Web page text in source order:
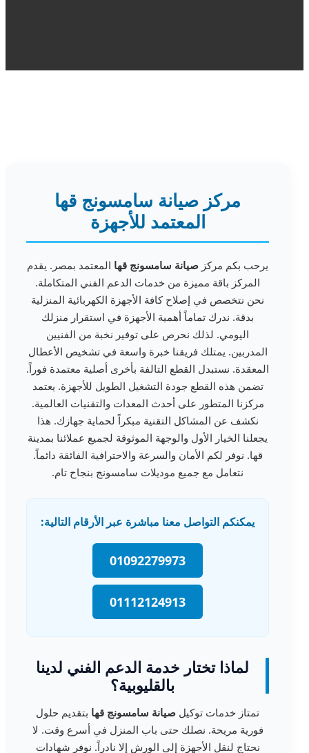
مركز صيانة سامسونج قها
المعتمد للأجهزة
يرحب بكم مركز صيانة سامسونج قها المعتمد بمصر. يقدم
المركز باقة مميزة من خدمات الدعم الفني المتكاملة.
نحن نتخصص في إصلاح كافة الأجهزة الكهربائية المنزلية
بدقة. ندرك تماماً أهمية الأجهزة في استقرار منزلك
اليومي. لذلك نحرص على توفير نخبة من الفنيين
المدربين. يمتلك فريقنا خبرة واسعة في تشخيص الأعطال
المعقدة. نستبدل القطع التالفة بأخرى أصلية معتمدة فوراً.
تضمن هذه القطع جودة التشغيل الطويل للأجهزة. يعتمد
مركزنا المتطور على أحدث المعدات والتقنيات العالمية.
نكشف عن المشاكل التقنية مبكراً لحماية جهازك. هذا
يجعلنا الخيار الأول والوجهة الموثوقة لجميع عملائنا بمدينة
قها. نوفر لكم الأمان والسرعة والاحترافية الفائقة دائماً.
نتعامل مع جميع موديلات سامسونج بنجاح تام.
يمكنكم التواصل معنا مباشرة عبر الأرقام التالية:
01092279973
01112124913
لماذا تختار خدمة الدعم الفني لدينا
بالقليوبية؟
تمتاز خدمات توكيل صيانة سامسونج قها بتقديم حلول
فورية مريحة. نصلك حتى باب المنزل في أسرع وقت. لا
نحتاج لنقل الأجهزة إلى الورش إلا نادراً. نوفر شهادات